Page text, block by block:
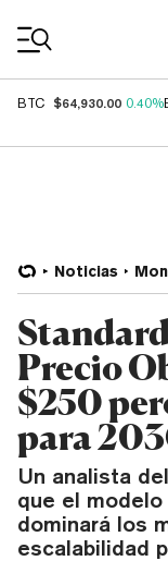
BTC $64,930.00 0.40%
Noticias
Precio
$250
para
Un analista
que el
dominará los
escalabilidad